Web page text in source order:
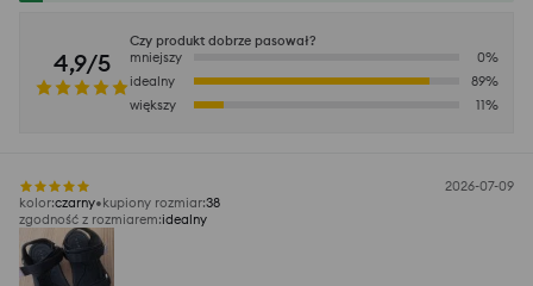
4,9/5
Czy produkt dobrze pasował?
mniejszy
0%
idealny
89%
większy
11%
2026-07-09
kolor:czarny kupiony rozmiar:38
zgodność z rozmiarem:idealny